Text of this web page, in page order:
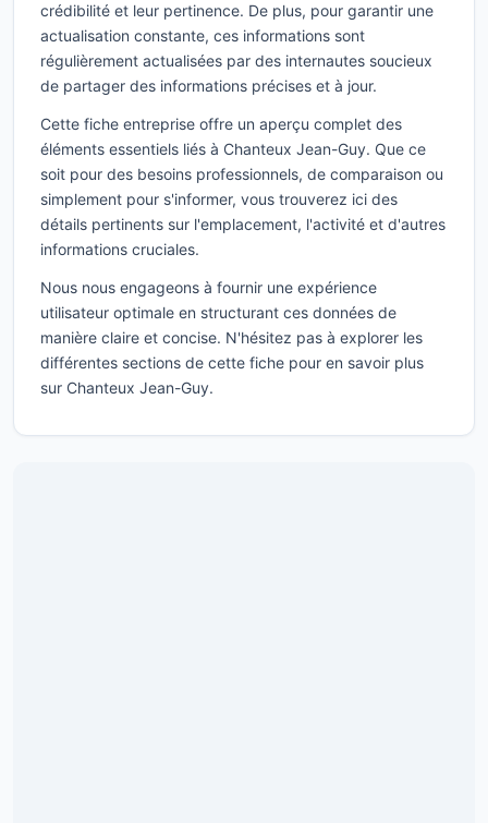
crédibilité et leur pertinence. De plus, pour garantir une
actualisation constante, ces informations sont
régulièrement actualisées par des internautes soucieux
de partager des informations précises et à jour.
Cette fiche entreprise offre un aperçu complet des
éléments essentiels liés à Chanteux Jean-Guy. Que ce
soit pour des besoins professionnels, de comparaison ou
simplement pour s'informer, vous trouverez ici des
détails pertinents sur l'emplacement, l'activité et d'autres
informations cruciales.
Nous nous engageons à fournir une expérience
utilisateur optimale en structurant ces données de
manière claire et concise. N'hésitez pas à explorer les
différentes sections de cette fiche pour en savoir plus
sur Chanteux Jean-Guy.